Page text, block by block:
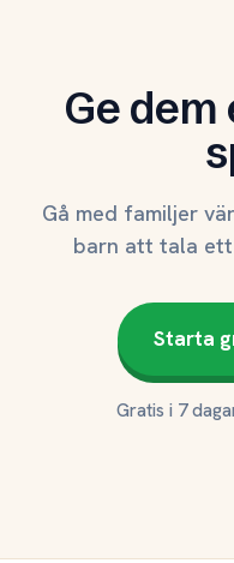
Ge dem
Gå med familjer
barn att tala
Starta
Gratis i 7